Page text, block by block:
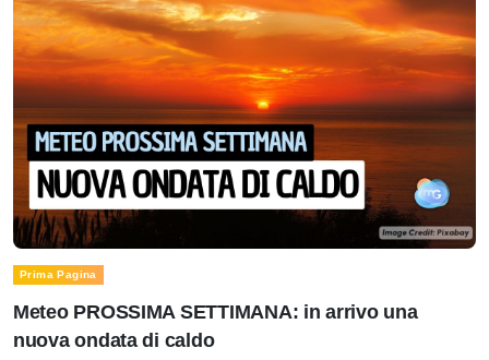
Prima Pagina
Meteo PROSSIMA SETTIMANA: in arrivo una
nuova ondata di caldo